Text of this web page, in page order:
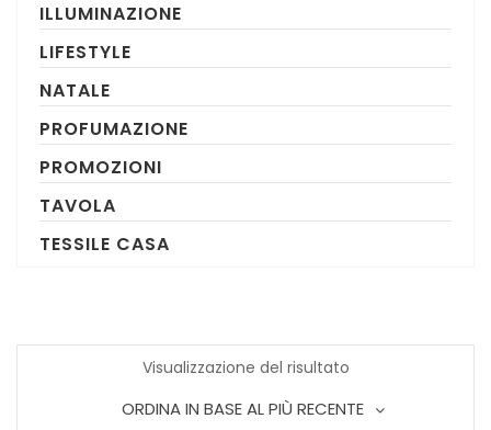
ILLUMINAZIONE
LIFESTYLE
NATALE
PROFUMAZIONE
PROMOZIONI
TAVOLA
TESSILE CASA
Visualizzazione del risultato
ORDINA IN BASE AL PIÙ RECENTE